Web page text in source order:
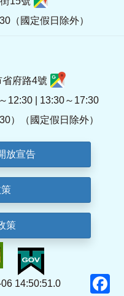
（國定假日除外）
府路4號
12:30 | 13:30～17:30
）（國定假日除外）
放宣告
策
14:50:51.0